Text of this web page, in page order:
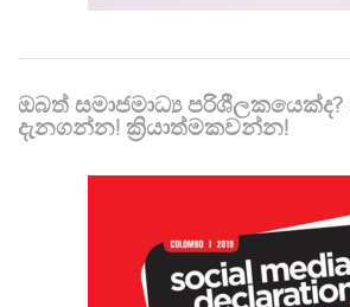
ඔබත් සමාජමාධ්‍ය
දැනගන්න! ක්‍රියාත්මකවන්න!